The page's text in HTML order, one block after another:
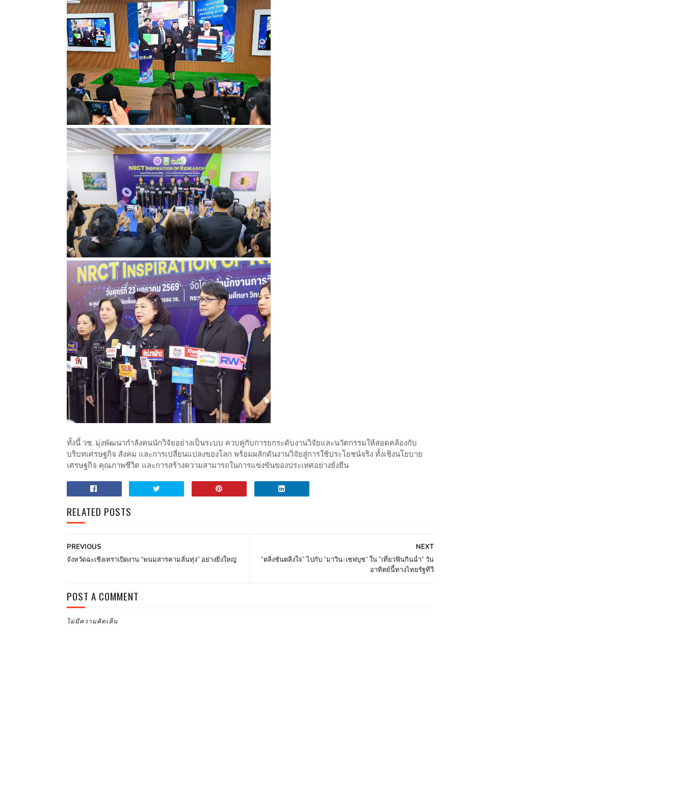
ทั้งนี้ วช. มุ่งพัฒนากำลังคนนักวิจัยอย่างเป็นระบบ ควบคู่กับการยกระดับงานวิจัยและนวัตกรรมให้สอดคล้องกับ
บริบทเศรษฐกิจ สังคม และการเปลี่ยนแปลงของโลก พร้อมผลักดันงานวิจัยสู่การใช้ประโยชน์จริง ทั้งเชิงนโยบาย
เศรษฐกิจ คุณภาพชีวิต และการสร้างความสามารถในการแข่งขันของประเทศอย่างยั่งยืน
RELATED POSTS
NEXT
“ตลิ่งชันตลิ่งใจ” ไปกับ ”มาวิน-เชฟบุช“ ใน “เที่ยวฟินกินฉ่ำ” วัน
อาทิตย์นี้ทางไทยรัฐทีวี
PREVIOUS
จังหวัดฉะเชิงเทราเปิดงาน “พนมสารคามลั่นทุ่ง” อย่างยิ่งใหญ่
POST A COMMENT
ไม่มีความคิดเห็น